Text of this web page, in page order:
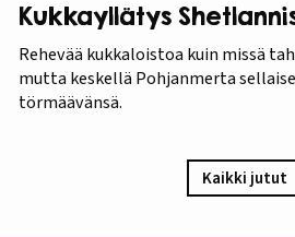
Kukkayllätys
Rehevää kukkaloistoa kuin missä
mutta keskellä Pohjanmerta
törmäävänsä.
Kaikki jutut